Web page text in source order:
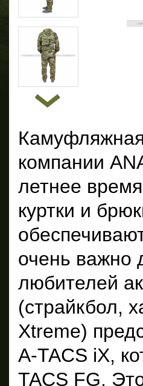
компании
летнее
куртки и
очень важно
любителей
(страйкбол,
Xtreme)
A-TACS iX,
TACS FG.